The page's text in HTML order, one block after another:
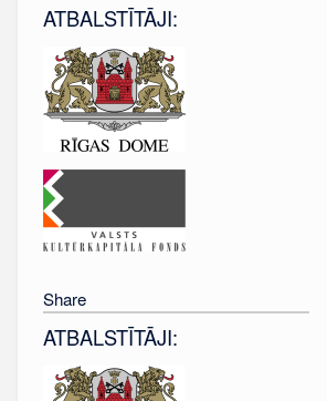
ATBALSTĪTĀJI:
Share
ATBALSTĪTĀJI: